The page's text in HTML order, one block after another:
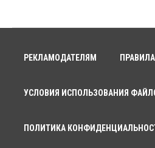
мяса в Новосибирской
07 Августа 2026, 15:00
Финансы
07 Августа 2026, 14:35
РЕКЛАМОДАТЕЛЯМ
УСЛОВИЯ ИСПОЛЬЗОВАНИЯ
ПОЛИТИКА